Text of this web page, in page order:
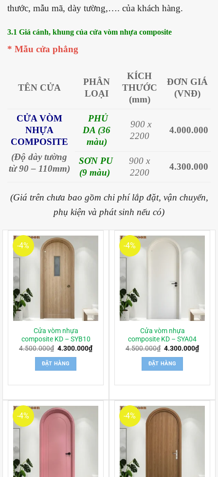
thước, mẫu mã, dày tường,…. của khách hàng.
3.1 Giá cánh, khung của cửa vòm nhựa composite
* Mẫu cửa phẳng
TÊN CỬA
PHÂN
LOẠI
KÍCH
THƯỚC
(mm)
ĐƠN GIÁ
(VNĐ)
CỬA VÒM
NHỰA
COMPOSITE
(Độ dày tường
từ 90 – 110mm)
PHỦ
DA (36
màu)
900 x
2200
4.000.000
SƠN PU
(9 màu)
900 x
2200
4.300.000
(Giá trên chưa bao gồm chi phí lắp đặt, vận chuyển,
phụ kiện và phát sinh nếu có)
-4%
Cửa vòm nhựa
composite KD – SYB10
4.500.000₫ Giá
là:
4.500.000₫.
4.300.000₫Giá
hiện
ĐẶT HÀNG
-4%
Cửa vòm nhựa
composite KD – SYA04
4.500.000₫ Giá
là:
4.500.000₫.
4.300.000₫Giá
hiện
ĐẶT HÀNG
-4% -4%